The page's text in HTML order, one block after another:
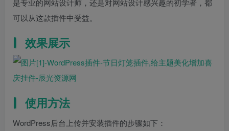
是专业的网站设计师，还是对网站设计感兴趣的初学者，都
可以从这款插件中受益。
效果展示
使用方法
WordPress后台上传并安装插件的步骤如下：